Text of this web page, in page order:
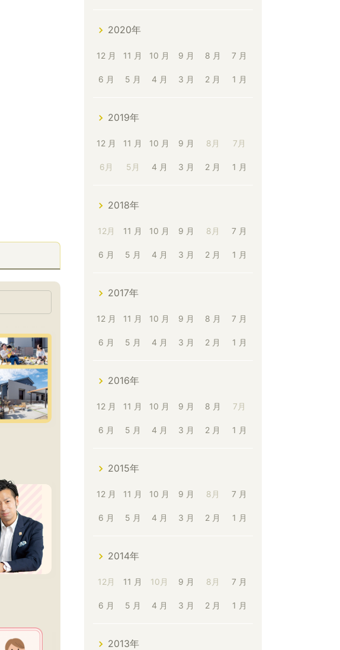
2020年
12 月 11 月 10 月 9 月 8 月 7 月
6 月 5 月 4 月 3 月 2 月 1 月
2019年
12 月 11 月 10 月 9 月 8月 7月
6月 5月 4 月 3 月 2 月 1 月
2018年
12月 11 月 10 月 9 月 8月 7 月
6 月 5 月 4 月 3 月 2 月 1 月
2017年
12 月 11 月 10 月 9 月 8 月 7 月
6 月 5 月 4 月 3 月 2 月 1 月
2016年
12 月 11 月 10 月 9 月 8 月 7月
6 月 5 月 4 月 3 月 2 月 1 月
2015年
12 月 11 月 10 月 9 月 8月 7 月
6 月 5 月 4 月 3 月 2 月 1 月
2014年
12月 11 月 10月 9 月 8月 7 月
6 月 5 月 4 月 3 月 2 月 1 月
2013年